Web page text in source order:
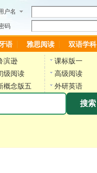
户名
码
语 雅思阅读 双语学科
滨逊 课标版一
级阅读 高级阅读
概念版五 外研英语
搜索